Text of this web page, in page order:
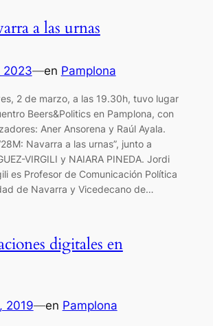
a las urnas
2023—en Pamplona
2 de marzo, a las 19.30h, tuvo lugar
Beers&Politics en Pamplona, con
Aner Ansorena y Raúl Ayala.
Navarra a las urnas”, junto a
VIRGILI y NAIARA PINEDA. Jordi
es Profesor de Comunicación Política
de Navarra y Vicedecano de…
digitales en
2019—en Pamplona